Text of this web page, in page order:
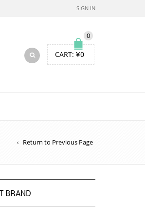
SIGN IN
0
CART: ¥0
Return to Previous Page
BRAND